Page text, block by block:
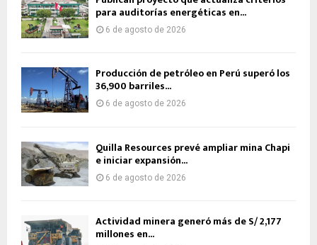
para auditorías energéticas en...
6 de agosto de 2026
Producción de petróleo en Perú superó los
36,900 barriles...
6 de agosto de 2026
Quilla Resources prevé ampliar mina Chapi
e iniciar expansión...
6 de agosto de 2026
Actividad minera generó más de S/ 2,177
millones en...